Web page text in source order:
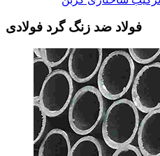
فولاد ضد زنگ گرد فولادی